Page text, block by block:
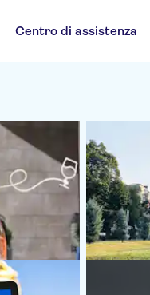
Centro di assistenza